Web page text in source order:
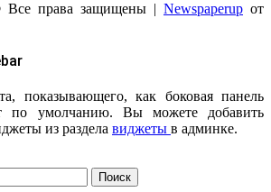
Все права защищены | Newspaperup от
показывающего, как боковая панель
по умолчанию. Вы можете добавить
из раздела виджеты в админке.